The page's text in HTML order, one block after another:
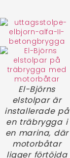
El-Björns
elstolpar är
installerade på
en träbrygga i
en marina, där
motorbåtar
ligger förtöjda